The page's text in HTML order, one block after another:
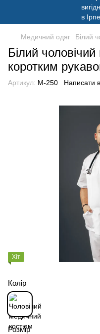
Медичний одяг Білий
Білий
коротким
Артикул: M-250 Написати
Хіт
Колір
Розмір